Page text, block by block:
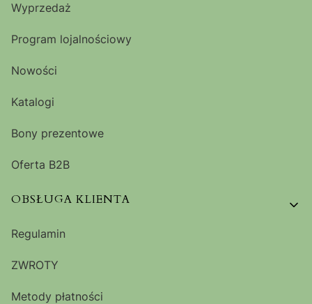
Wyprzedaż
Program lojalnościowy
Nowości
Katalogi
Bony prezentowe
Oferta B2B
OBSŁUGA KLIENTA
Regulamin
ZWROTY
Metody płatności